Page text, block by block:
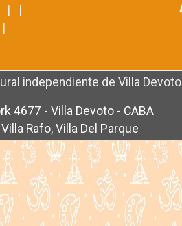
| |
|
independiente de Villa Devoto
4677 - Villa Devoto - CABA
Rafo, Villa Del Parque